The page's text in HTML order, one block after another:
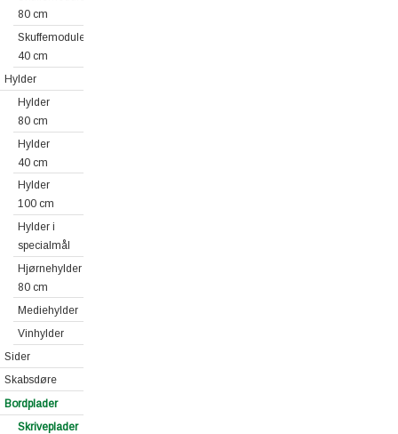
80 cm
Skuffemoduler
40 cm
Hylder
Hylder
80 cm
Hylder
40 cm
Hylder
100 cm
Hylder i
specialmål
Hjørnehylder
80 cm
Mediehylder
Vinhylder
Sider
Skabsdøre
Bordplader
Skriveplader